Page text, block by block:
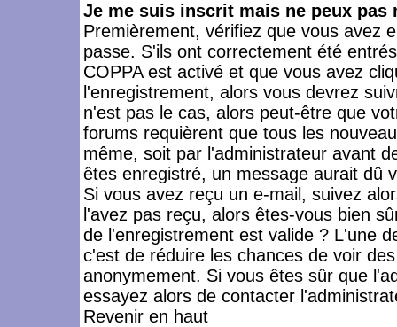
Je me suis inscrit mais ne peux pas
Premièrement, vérifiez que vous avez
passe. S'ils ont correctement été
COPPA est activé et que vous avez
l'enregistrement, alors vous devrez
n'est pas le cas, alors peut-être que
forums requièrent que tous les
même, soit par l'administrateur avant
êtes enregistré, un message aurait dû
Si vous avez reçu un e-mail, suivez
l'avez pas reçu, alors êtes-vous bien
de l'enregistrement est valide ? L'une
c'est de réduire les chances de voir
anonymement. Si vous êtes sûr que
essayez alors de contacter
Revenir en haut